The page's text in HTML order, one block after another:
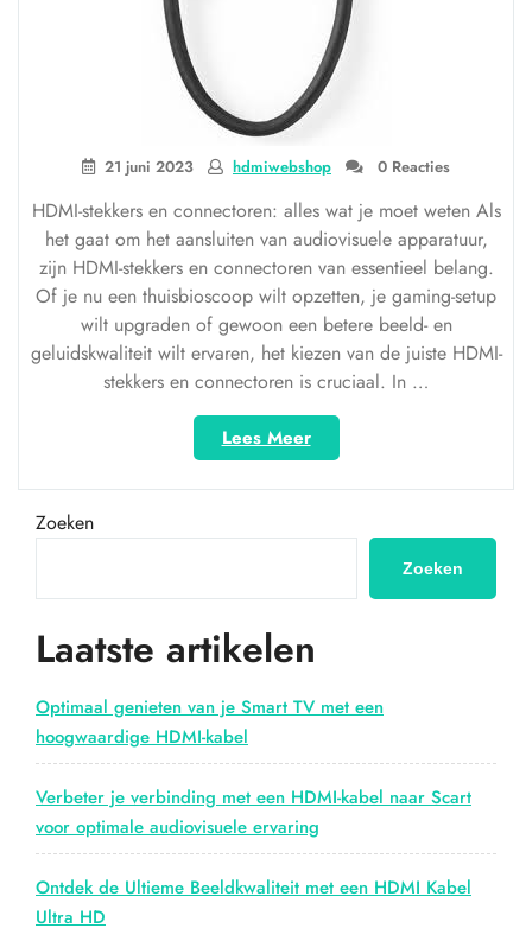
Geluidskwaliteit”
21 juni 2023 hdmiwebshop 0 Reacties
HDMI-stekkers en connectoren: alles wat je moet weten Als
het gaat om het aansluiten van audiovisuele apparatuur,
zijn HDMI-stekkers en connectoren van essentieel belang.
Of je nu een thuisbioscoop wilt opzetten, je gaming-setup
wilt upgraden of gewoon een betere beeld- en
geluidskwaliteit wilt ervaren, het kiezen van de juiste HDMI-
stekkers en connectoren is cruciaal. In …
Lees Meer“Alles
wat
je
weten
HDMI-
en
Zoeken
Zoeken
Laatste artikelen
Optimaal genieten van je Smart TV met een
hoogwaardige HDMI-kabel
Verbeter je verbinding met een HDMI-kabel naar Scart
voor optimale audiovisuele ervaring
Ontdek de Ultieme Beeldkwaliteit met een HDMI Kabel
Ultra HD